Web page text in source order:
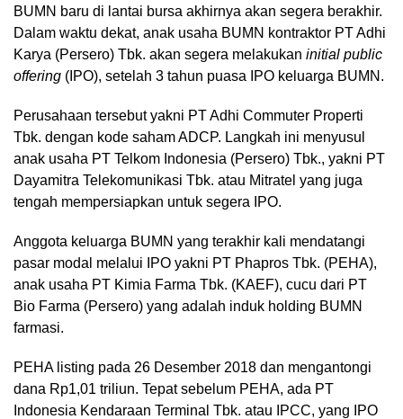
BUMN baru di lantai bursa akhirnya akan segera berakhir.
Dalam waktu dekat, anak usaha BUMN kontraktor PT Adhi
Karya (Persero) Tbk. akan segera melakukan initial public
offering (IPO), setelah 3 tahun puasa IPO keluarga BUMN.
Perusahaan tersebut yakni PT Adhi Commuter Properti
Tbk. dengan kode saham ADCP. Langkah ini menyusul
anak usaha PT Telkom Indonesia (Persero) Tbk., yakni PT
Dayamitra Telekomunikasi Tbk. atau Mitratel yang juga
tengah mempersiapkan untuk segera IPO.
Anggota keluarga BUMN yang terakhir kali mendatangi
pasar modal melalui IPO yakni PT Phapros Tbk. (PEHA),
anak usaha PT Kimia Farma Tbk. (KAEF), cucu dari PT
Bio Farma (Persero) yang adalah induk holding BUMN
farmasi.
PEHA listing pada 26 Desember 2018 dan mengantongi
dana Rp1,01 triliun. Tepat sebelum PEHA, ada PT
Indonesia Kendaraan Terminal Tbk. atau IPCC, yang IPO